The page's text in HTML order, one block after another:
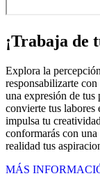
¡Trabaja de
Explora la
responsabilizarte
una expresión de
convierte tus labores
impulsa tu
conformarás con
realidad tus
MÁS